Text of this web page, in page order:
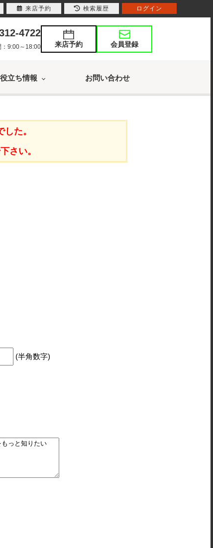
4722
9:00～18:00 来店予約 会員登録
立ち情報 お問い合わせ
た。
さい。
(半角数字)
来店予約 検索履歴 ログイン